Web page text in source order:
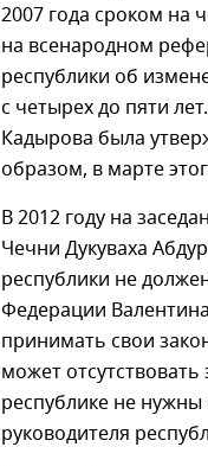
2007 года сроком на
на всенародном
республики об
с четырех до пяти
Кадырова была
образом, в марте
В 2012 году на
Чечни Дукуваха
республики не
Федерации
принимать свои
может
республике не
руководителя